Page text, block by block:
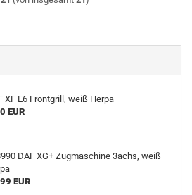
XF E6 Frontgrill, weiß Herpa
EUR
DAF XG+ Zugmaschine 3achs, weiß
EUR